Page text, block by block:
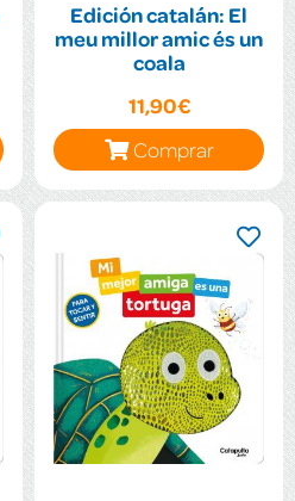
Edición catalán: El
meu millor amic és un
coala
11,90€
Comprar